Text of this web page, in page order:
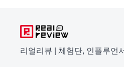
리얼리뷰 | 체험단, 인플루언